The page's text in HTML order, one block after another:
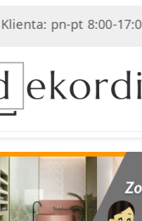
pn-pt 8:00-17:00,